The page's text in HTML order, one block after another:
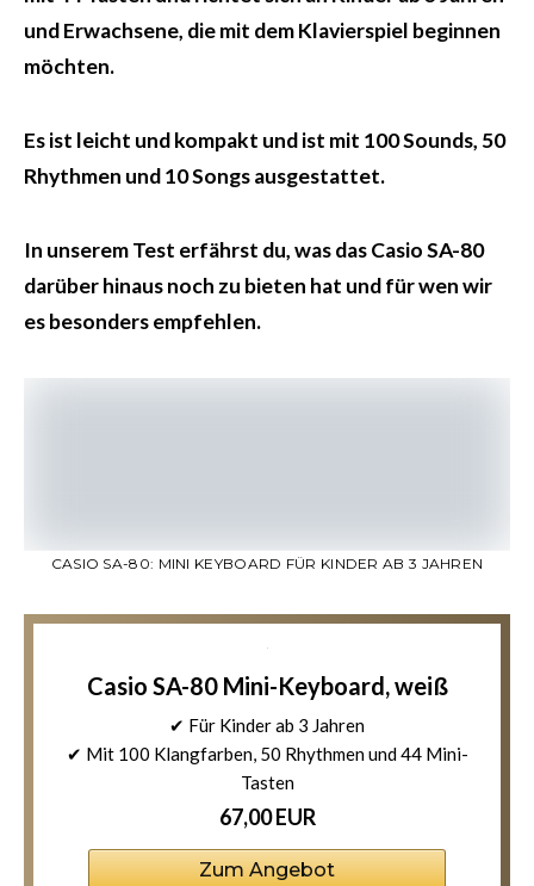
und Erwachsene, die mit dem Klavierspiel beginnen
möchten.
Es ist leicht und kompakt und ist mit 100 Sounds, 50
Rhythmen und 10 Songs ausgestattet.
In unserem Test erfährst du, was das Casio SA-80
darüber hinaus noch zu bieten hat und für wen wir
es besonders empfehlen.
CASIO SA-80: MINI KEYBOARD FÜR KINDER AB 3 JAHREN
Casio SA-80 Mini-Keyboard, weiß
✔ Für Kinder ab 3 Jahren
✔ Mit 100 Klangfarben, 50 Rhythmen und 44 Mini-
Tasten
67,00 EUR
Zum Angebot